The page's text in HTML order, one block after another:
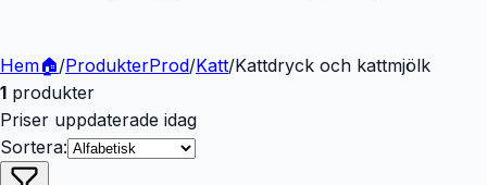
Hem🏠/ProdukterProd/Katt/Kattdryck och kattmjölk
1 produkter
Priser uppdaterade idag
Sortera: